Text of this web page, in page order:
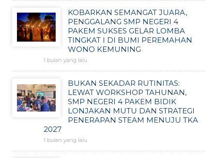
KOBARKAN SEMANGAT JUARA,
PENGGALANG SMP NEGERI 4
PAKEM SUKSES GELAR LOMBA
TINGKAT I DI BUMI PEREMAHAN
WONO KEMUNING
1 bulan yang lalu
BUKAN SEKADAR RUTINITAS:
LEWAT WORKSHOP TAHUNAN,
SMP NEGERI 4 PAKEM BIDIK
LONJAKAN MUTU DAN STRATEGI
PENERAPAN STEAM MENUJU TKA
2027
1 bulan yang lalu